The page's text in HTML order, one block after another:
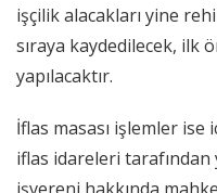
işçilik alacakları yine
sıraya kaydedilecek, ilk
yapılacaktır.
İflas masası işlemler
iflas idareleri